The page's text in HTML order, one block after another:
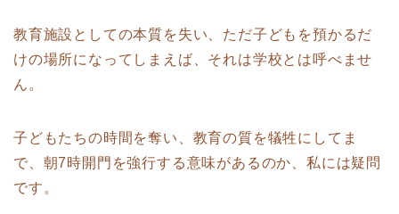
教育施設としての本質を失い、ただ子どもを預かるだ
けの場所になってしまえば、それは学校とは呼べませ
ん。
子どもたちの時間を奪い、教育の質を犠牲にしてま
で、朝7時開門を強行する意味があるのか、私には疑問
です。